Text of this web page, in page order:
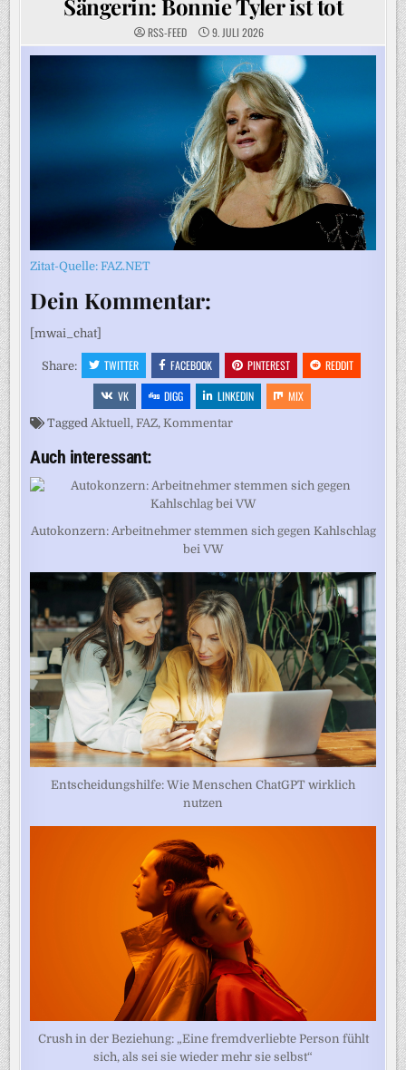
Sängerin: Bonnie Tyler ist tot
RSS-FEED 9. JULI 2026
Zitat-Quelle: FAZ.NET
Dein Kommentar:
[mwai_chat]
Share: TWITTER FACEBOOK PINTEREST
REDDIT
VK
DIGG LINKEDIN MIX
TaggedAktuell,FAZ,Kommentar
Auch interessant:
Autokonzern: Arbeitnehmer stemmen sich gegen Kahlschlag
bei VW
Entscheidungshilfe: Wie Menschen ChatGPT wirklich
nutzen
Crush in der Beziehung: „Eine fremdverliebte Person fühlt
sich, als sei sie wieder mehr sie selbst“